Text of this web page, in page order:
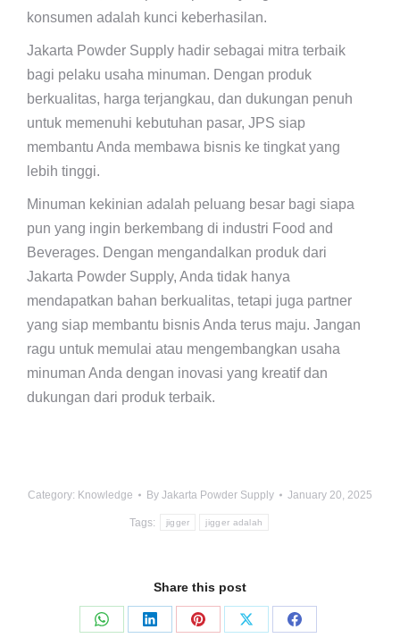
konsumen adalah kunci keberhasilan.
Jakarta Powder Supply hadir sebagai mitra terbaik
bagi pelaku usaha minuman. Dengan produk
berkualitas, harga terjangkau, dan dukungan penuh
untuk memenuhi kebutuhan pasar, JPS siap
membantu Anda membawa bisnis ke tingkat yang
lebih tinggi.
Minuman kekinian adalah peluang besar bagi siapa
pun yang ingin berkembang di industri Food and
Beverages. Dengan mengandalkan produk dari
Jakarta Powder Supply, Anda tidak hanya
mendapatkan bahan berkualitas, tetapi juga partner
yang siap membantu bisnis Anda terus maju. Jangan
ragu untuk memulai atau mengembangkan usaha
minuman Anda dengan inovasi yang kreatif dan
dukungan dari produk terbaik.
Category: Knowledge By Jakarta Powder Supply January 20, 2025
Tags: jigger jigger adalah
Share this post
Share
Share
Share
Share
Share